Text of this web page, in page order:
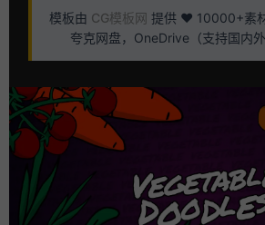
模板由 CG模板网 提供 ❤️ 10000+素
夸克网盘，OneDrive（支持国内